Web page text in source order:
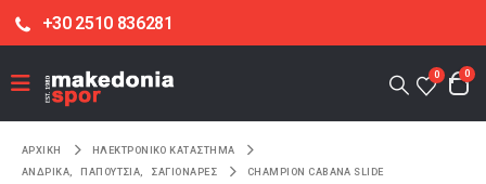
+30 2510 836281
0 0
ΑΡΧΙΚΉ
ΗΛΕΚΤΡΟΝΙΚΌ ΚΑΤΆΣΤΗΜΑ
ΑΝΔΡΙΚΑ
ΠΑΠΟΥΤΣΙΑ ΣΑΓΙΟΝΑΡΕΣ CHAMPION CABANA SLIDE